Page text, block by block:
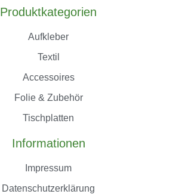
Produktkategorien
Aufkleber
Textil
Accessoires
Folie & Zubehör
Tischplatten
Informationen
Impressum
Datenschutzerklärung